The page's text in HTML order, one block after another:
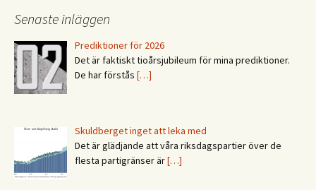
Senaste inläggen
Prediktioner för 2026
Det är faktiskt tioårsjubileum för mina prediktioner.
De har förstås […]
Skuldberget inget att leka med
Det är glädjande att våra riksdagspartier över de
flesta partigränser är[…]